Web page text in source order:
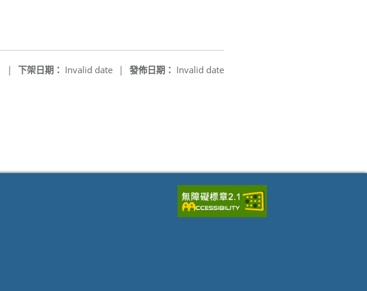
發佈日期： Invalid date
下架日期： Invalid date |
|